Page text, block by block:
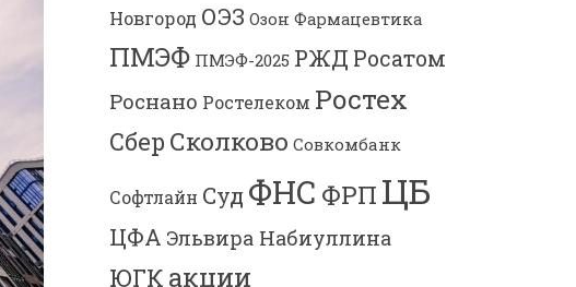
Новгород ОЭЗ Озон Фармацевтика
ПМЭФ ПМЭФ-2025 РЖД Росатом
Роснано Ростелеком Ростех
Сбер Сколково Совкомбанк
Софтлайн Суд ФНС ФРП ЦБ
ЦФА Эльвира Набиуллина
ЮГК акции